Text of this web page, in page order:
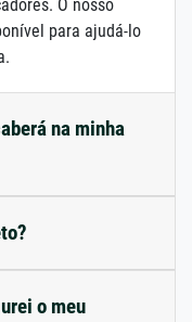
O nosso
para ajudá-lo
na minha
o meu